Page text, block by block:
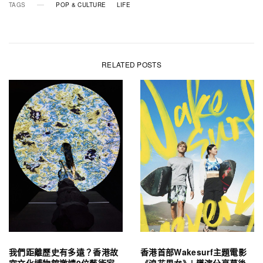
TAGS POP & CULTURE LIFE
RELATED POSTS
我們距離歷史有多遠？香港故
香港首部Wakesurf主題電影